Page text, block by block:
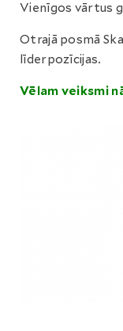
Vienīgos vārtus
Otrajā posmā
līderpozīcijas.
Vēlam veiksmi